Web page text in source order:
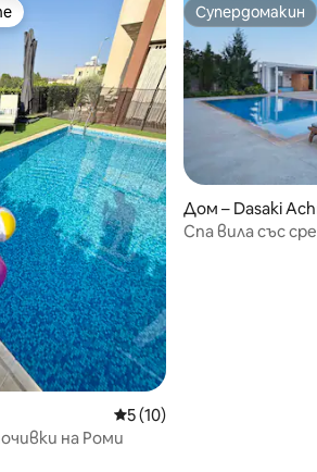
Средна оценка: 5 от 5, 10
5 (10)
на Роми
Супердомакин
Супердомакин
Дом – Dasaki
Спа вила със